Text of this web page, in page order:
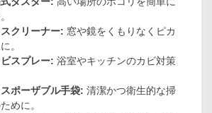
クリーナー: 窓や鏡をくもりなくピカ
。
スプレー: 浴室やキッチンのカビ対策
ポーザブル手袋: 清潔かつ衛生的な掃
めに。